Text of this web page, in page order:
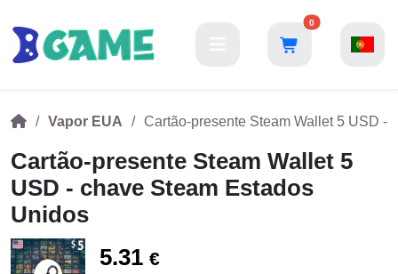
0
Vapor EUA Cartão-presente Steam Wallet 5 USD -
Cartão-presente Steam Wallet 5
USD - chave Steam Estados
Unidos
5.31 €